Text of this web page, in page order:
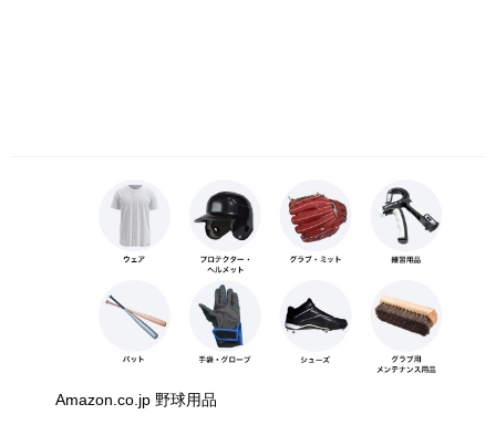
Amazon.co.jp 野球用品